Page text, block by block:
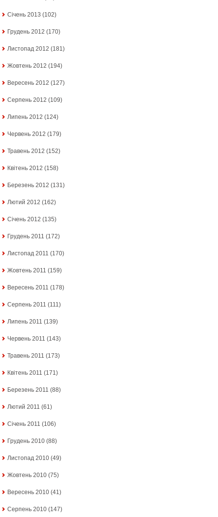
Січень 2013 (102)
Грудень 2012 (170)
Листопад 2012 (181)
Жовтень 2012 (194)
Вересень 2012 (127)
Серпень 2012 (109)
Липень 2012 (124)
Червень 2012 (179)
Травень 2012 (152)
Квітень 2012 (158)
Березень 2012 (131)
Лютий 2012 (162)
Січень 2012 (135)
Грудень 2011 (172)
Листопад 2011 (170)
Жовтень 2011 (159)
Вересень 2011 (178)
Серпень 2011 (111)
Липень 2011 (139)
Червень 2011 (143)
Травень 2011 (173)
Квітень 2011 (171)
Березень 2011 (88)
Лютий 2011 (61)
Січень 2011 (106)
Грудень 2010 (88)
Листопад 2010 (49)
Жовтень 2010 (75)
Вересень 2010 (41)
Серпень 2010 (147)